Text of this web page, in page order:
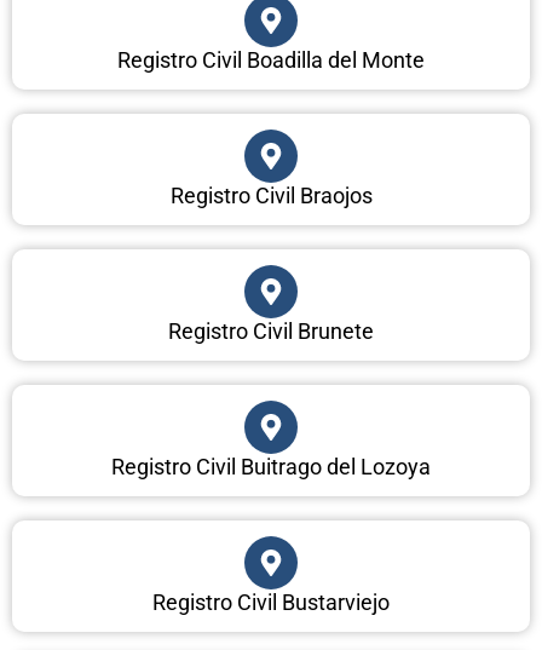
Registro Civil Boadilla del Monte
Registro Civil Braojos
Registro Civil Brunete
Registro Civil Buitrago del Lozoya
Registro Civil Bustarviejo